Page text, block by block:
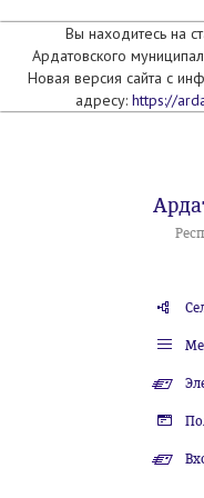
Вы находитесь на
Ардатовского
Новая версия сайта с
адресу: https://